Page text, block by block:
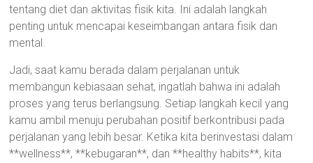
tentang diet dan aktivitas fisik kita. Ini adalah langkah
penting untuk mencapai keseimbangan antara fisik dan
mental.
Jadi, saat kamu berada dalam perjalanan untuk
membangun kebiasaan sehat, ingatlah bahwa ini adalah
proses yang terus berlangsung. Setiap langkah kecil yang
kamu ambil menuju perubahan positif berkontribusi pada
perjalanan yang lebih besar. Ketika kita berinvestasi dalam
**wellness**, **kebugaran**, dan **healthy habits**, kita